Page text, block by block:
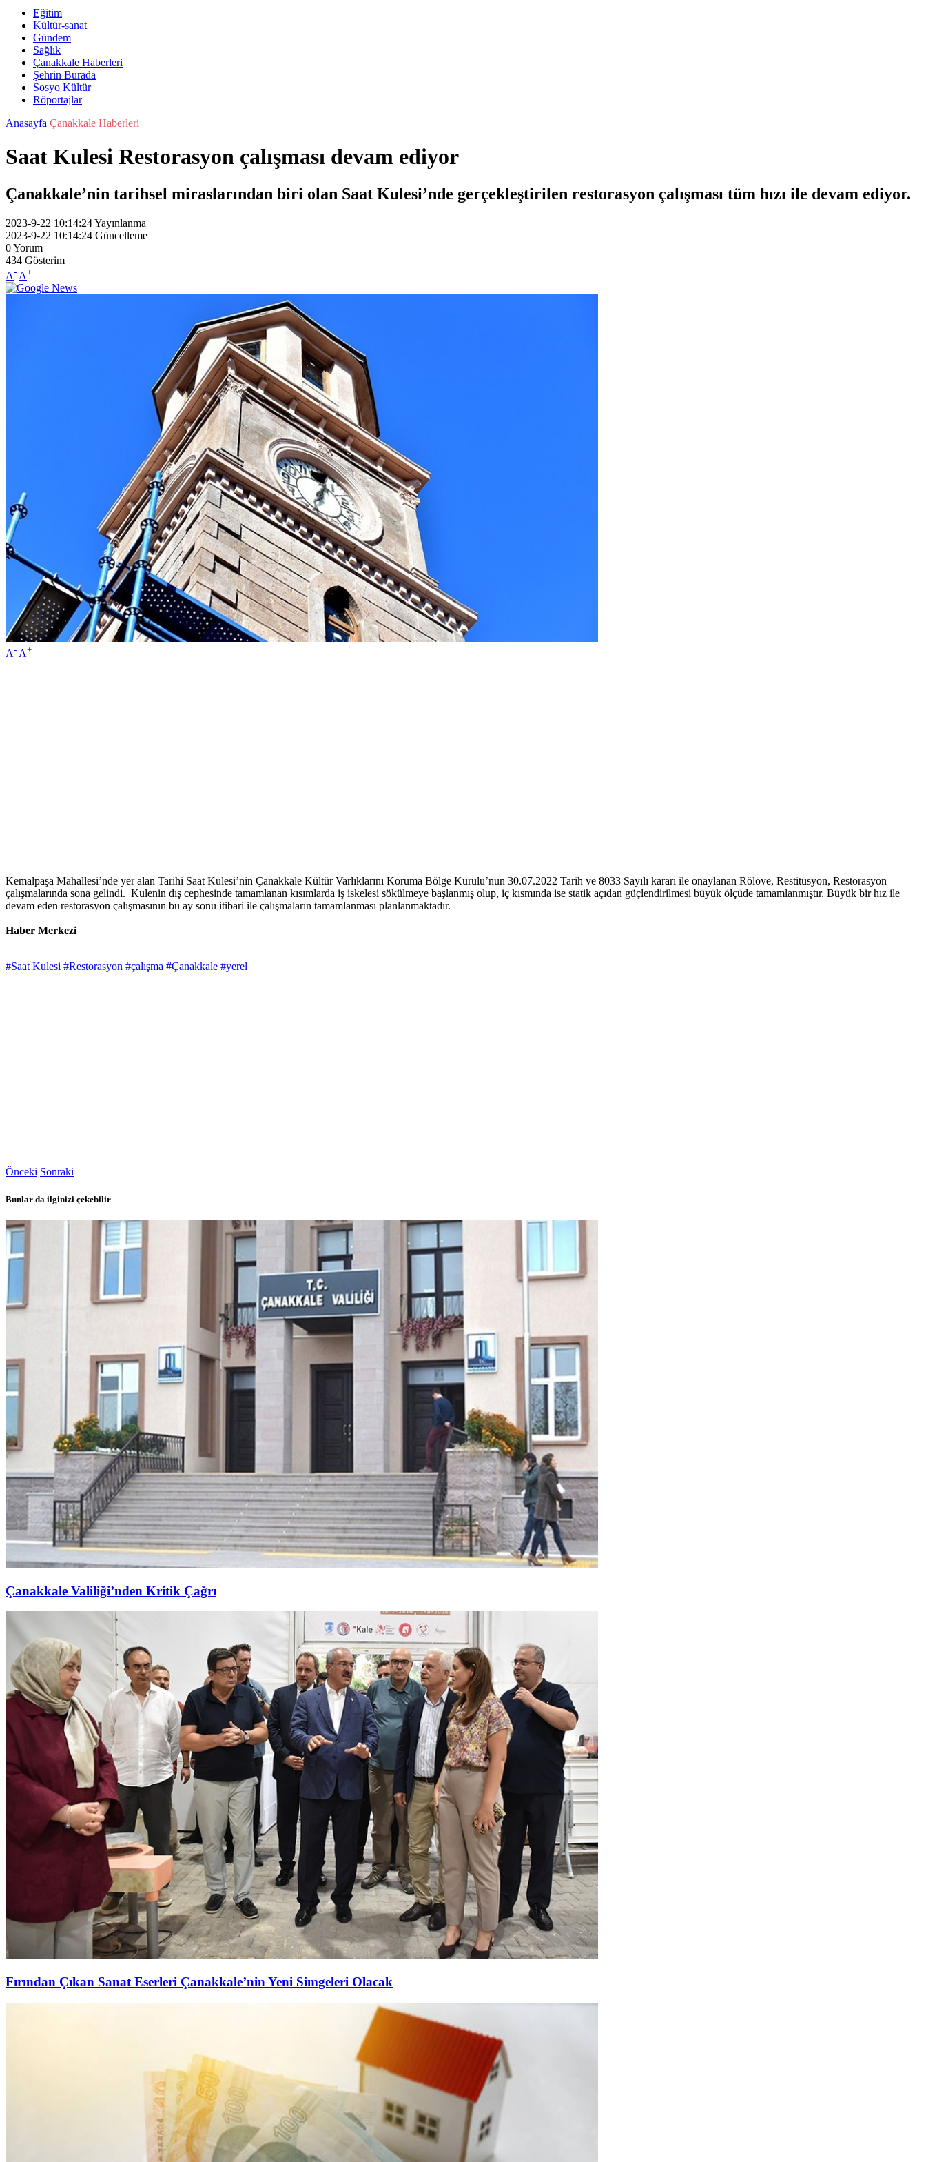
Eğitim
Kültür-sanat
Gündem
Sağlık
Çanakkale Haberleri
Şehrin Burada
Sosyo Kültür
Röportajlar
Anasayfa Çanakkale Haberleri
Saat Kulesi Restorasyon çalışması devam ediyor
Çanakkale’nin tarihsel miraslarından biri olan Saat Kulesi’nde gerçekleştirilen restorasyon çalışması tüm hızı ile devam ediyor.
2023-9-22 10:14:24Yayınlanma
2023-9-22 10:14:24 Güncelleme
0Yorum
434 Gösterim
A- A+
A- A+
Kemalpaşa Mahallesi’nde yer alan Tarihi Saat Kulesi’nin Çanakkale Kültür Varlıklarını Koruma Bölge Kurulu’nun 30.07.2022 Tarih ve 8033 Sayılı kararı ile onaylanan Rölöve, Restitüsyon, Restorasyon
çalışmalarında sona gelindi. Kulenin dış cephesinde tamamlanan kısımlarda iş iskelesi sökülmeye başlanmış olup, iç kısmında ise statik açıdan güçlendirilmesi büyük ölçüde tamamlanmıştır. Büyük bir hız ile
devam eden restorasyon çalışmasının bu ay sonu itibari ile çalışmaların tamamlanması planlanmaktadır.
Haber Merkezi
#Saat Kulesi #Restorasyon #çalışma #Çanakkale #yerel
Önceki Sonraki
Bunlar da ilginizi çekebilir
Çanakkale Valiliği’nden Kritik Çağrı
Fırından Çıkan Sanat Eserleri Çanakkale’nin Yeni Simgeleri Olacak